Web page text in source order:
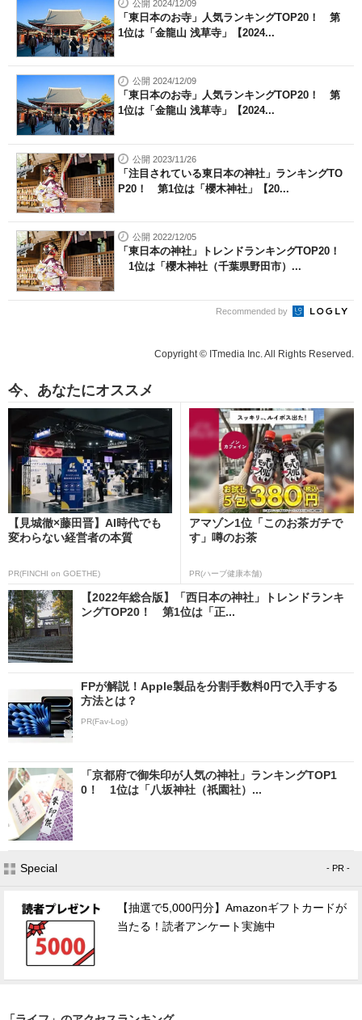
公開 2024/12/09
「東日本のお寺」人気ランキングTOP20！ 第
1位は「金龍山 浅草寺」【2024...
公開 2024/12/09
「東日本のお寺」人気ランキングTOP20！ 第
1位は「金龍山 浅草寺」【2024...
公開 2023/11/26
「注目されている東日本の神社」ランキングTO
P20！ 第1位は「櫻木神社」【20...
公開 2022/12/05
「東日本の神社」トレンドランキングTOP20！
1位は「櫻木神社（千葉県野田市）...
Recommended by
Copyright © ITmedia Inc. All Rights Reserved.
今、あなたにオススメ
【見城徹×藤田晋】AI時代でも
変わらない経営者の本質
PR(FINCHI on GOETHE)
アマゾン1位「このお茶ガチで
す」噂のお茶
PR(ハーブ健康本舗)
【2022年総合版】「西日本の神社」トレンドランキ
ングTOP20！ 第1位は「正...
FPが解説！Apple製品を分割手数料0円で入手する
方法とは？
PR(Fav-Log)
「京都府で御朱印が人気の神社」ランキングTOP1
0！ 1位は「八坂神社（祇園社）...
Special - PR -
【抽選で5,000円分】Amazonギフトカードが
当たる！読者アンケート実施中